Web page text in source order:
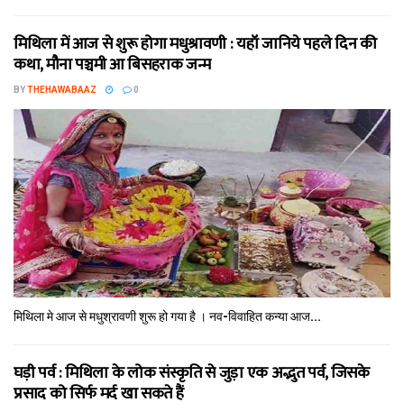
मिथि‍ला में आज से शुरू होगा मधुश्रावणी : यहॉं जानिये पहले दिन की
कथा, मौना पञ्चमी आ बिसहराक जन्म
BYTHEHAWABAAZ 0
मिथि‍ला मे आज से मधुश्रावणी शुरू हो गया है । नव-विवाहित कन्‍या आज...
घड़ी पर्व : मिथि‍ला के लोक संस्कृति से जुड़ा एक अद्भुत पर्व, जिसके
प्रसाद को सिर्फ मर्द खा सकते हैं